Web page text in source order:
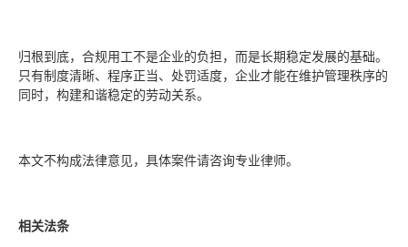
归根到底，合规用工不是企业的负担，而是长期稳定发展的基础。
只有制度清晰、程序正当、处罚适度，企业才能在维护管理秩序的
同时，构建和谐稳定的劳动关系。
本文不构成法律意见，具体案件请咨询专业律师。
相关法条